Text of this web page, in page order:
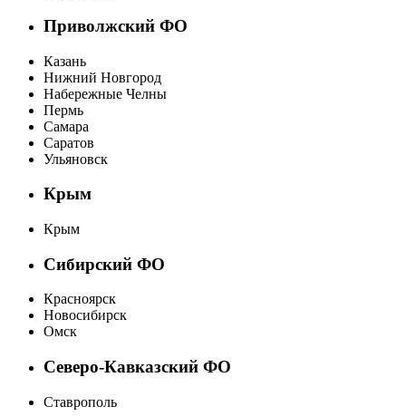
Приволжский ФО
Казань
Нижний Новгород
Набережные Челны
Пермь
Самара
Саратов
Ульяновск
Крым
Крым
Сибирский ФО
Красноярск
Новосибирск
Омск
Северо-Кавказский ФО
Ставрополь